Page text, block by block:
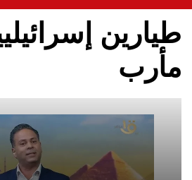
طيارين
مأرب